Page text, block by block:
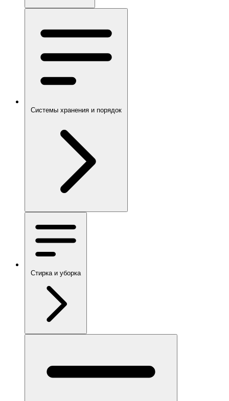
Системы хранения и порядок
Стирка и уборка